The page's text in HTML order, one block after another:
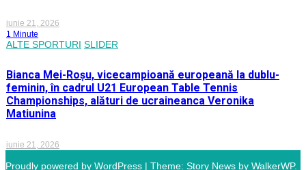
iunie 21, 2026
1 Minute
ALTE SPORTURI SLIDER
Bianca Mei-Roșu, vicecampioană europeană la dublu-
feminin, în cadrul U21 European Table Tennis
Championships, alături de ucraineanca Veronika
Matiunina
iunie 21, 2026
Proudly powered by WordPress | Theme: Story News by WalkerWP.